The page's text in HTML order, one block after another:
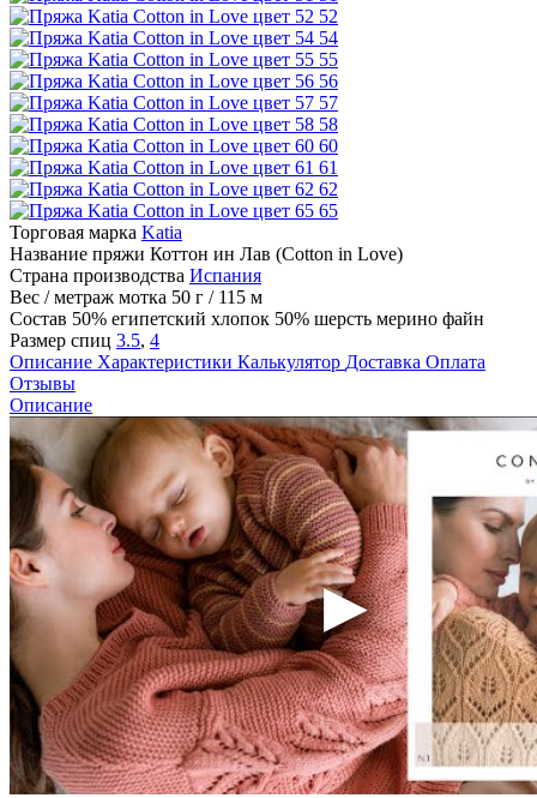
52
54
55
56
57
58
60
61
62
65
Торговая марка Katia
Название пряжи Коттон ин Лав (Cotton in Love)
Страна производства Испания
Вес / метраж мотка 50 г / 115 м
Состав 50% египетский хлопок 50% шерсть мерино файн
Размер спиц 3.5, 4
Описание Характеристики Калькулятор Доставка Оплата
Отзывы
Описание